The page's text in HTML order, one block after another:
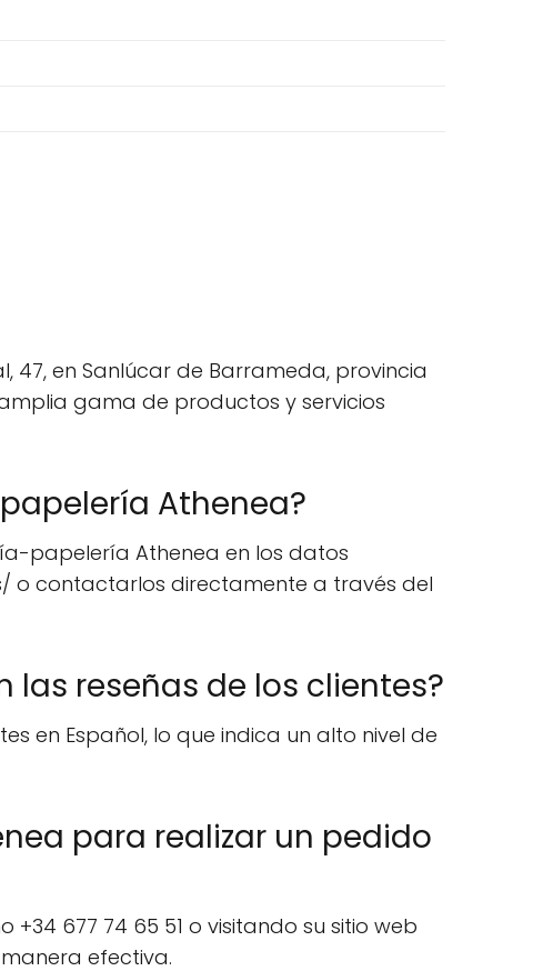
47, en Sanlúcar de Barrameda, provincia
gama de productos y servicios
Athenea?
papelería Athenea en los datos
o contactarlos directamente a través del
reseñas de los clientes?
en Español, lo que indica un alto nivel de
para realizar un pedido
677 74 65 51 o visitando su sitio web
efectiva.